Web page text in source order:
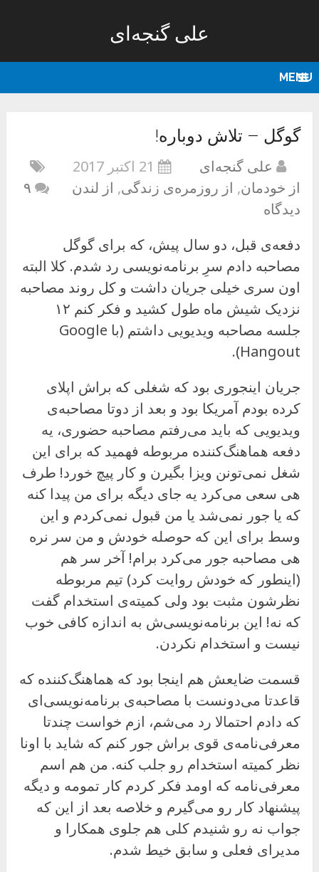
علی گنجه‌ای
MENU
گوگل – تلاش دوباره!
علی گنجه‌ای
21 اکتبر 2017
از خودمان, از روزمره‌ی زندگی, از لندن
۹
دیدگاه
دفعه‌ی قبل، دو سال پیش، که برای گوگل
مصاحبه دادم سرِ برنامه‌نویسی رد شدم. کلا البته
اون سری خیلی جریان داشت و کل روند مصاحبه
نزدیک شیش ماه طول کشید و فکر کنم ۱۲
جلسه مصاحبه ویدیویی داشتم (با Google
Hangout).
جریان اینجوری بود که شغلی که براش اپلای
کرده بودم آمریکا بود و بعد از دوتا مصاحبه‌ی
ویدیویی که باید می‌رفتم مصاحبه حضوری، یه
دفعه هماهنگ‌کننده مربوطه فهمید که برای این
شغل نمی‌تونن ویزا بگیرن و کار پیچ خورد! طرف
هی سعی می‌کرد یه جای دیگه برای من پیدا کنه
که یا جور نمی‌شد یا من قبول نمی‌کردم و این
وسط برای این که حوصله خودش و من سر نره
هی مصاحبه جور می‌کرد برام! آخر سر هم
(اینطور که خودش روایت کرد) تیم مربوطه
نظرشون مثبت بود ولی کمیته‌ی استخدام گفت
که نه! این برنامه‌نویسی‌ش به اندازه کافی خوب
نیست و استخدام نکردن.
قسمت ضایعش هم اینجا بود که هماهنگ‌کننده که
قاعدتا می‌دونست با مصاحبه‌ی برنامه‌نویسی‌ای
که دادم احتمالا رد می‌شم، ازم خواست چندتا
معرفی‌نامه‌ی قوی براش جور کنم که شاید با اونا
نظر کمیته استخدام رو جلب کنه. من هم اسم
معرفی‌نامه که اومد فکر کردم کار تمومه و دیگه
پیشنهاد کار رو می‌گیرم و خلاصه بعد از این که
جواب نه رو شنیدم کلی هم جلوی همکارا و
مدیرای فعلی و سابق خیط شدم.